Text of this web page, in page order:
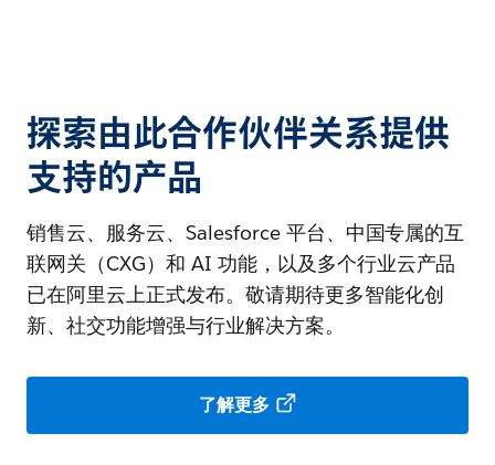
探索由此合作伙伴关系提供
支持的产品
销售云、服务云、Salesforce 平台、中国专属的互
联网关（CXG）和 AI 功能，以及多个行业云产品
已在阿里云上正式发布。敬请期待更多智能化创
新、社交功能增强与行业解决方案。
了解更多